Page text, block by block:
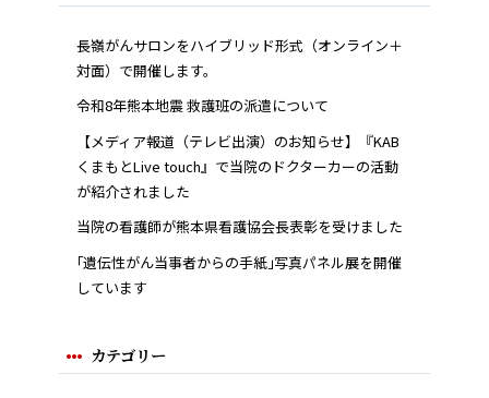
長嶺がんサロンをハイブリッド形式（オンライン＋
対面）で開催します。
令和8年熊本地震 救護班の派遣について
【メディア報道（テレビ出演）のお知らせ】『KAB
くまもとLive touch』で当院のドクターカーの活動
が紹介されました
当院の看護師が熊本県看護協会長表彰を受けました
｢遺伝性がん当事者からの手紙｣写真パネル展を開催
しています
カテゴリー